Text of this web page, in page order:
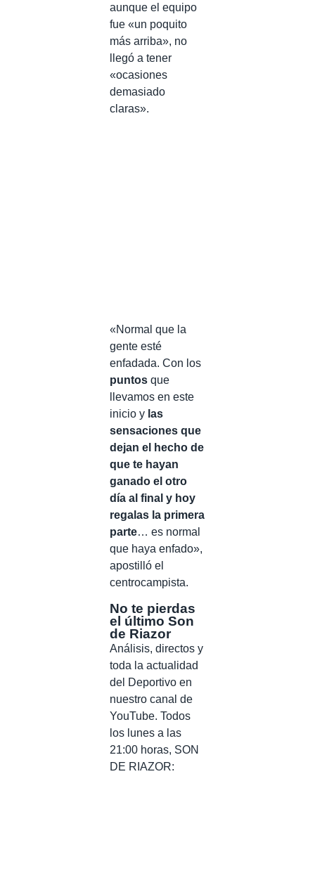
aunque el equipo
fue «un poquito
más arriba», no
llegó a tener
«ocasiones
demasiado
claras».
«Normal que la
gente esté
enfadada. Con los
puntos que
llevamos en este
inicio y las
sensaciones que
dejan el hecho de
que te hayan
ganado el otro
día al final y hoy
regalas la primera
parte… es normal
que haya enfado»,
apostilló el
centrocampista.
No te pierdas
el último Son
de Riazor
Análisis, directos y
toda la actualidad
del Deportivo en
nuestro canal de
YouTube. Todos
los lunes a las
21:00 horas, SON
DE RIAZOR: